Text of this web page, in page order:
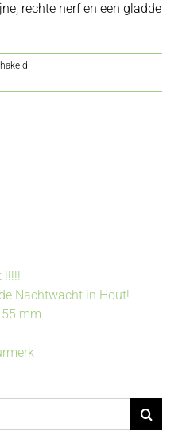
rechte nerf en een gladde
Nachtwacht in Hout!
mm